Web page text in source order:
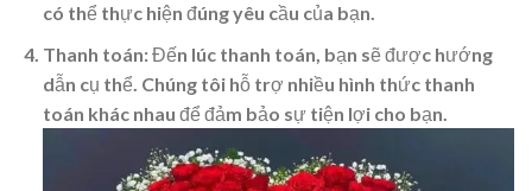
có thể thực hiện đúng yêu cầu của bạn.
Thanh toán: Đến lúc thanh toán, bạn sẽ được hướng
dẫn cụ thể. Chúng tôi hỗ trợ nhiều hình thức thanh
toán khác nhau để đảm bảo sự tiện lợi cho bạn.